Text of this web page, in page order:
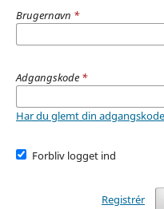
Brugernavn *
Adgangskode *
Har du glemt din
Forbliv logget ind
Registrér